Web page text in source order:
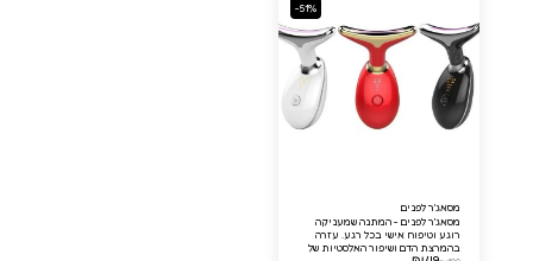
-51%
מסאג'ר לפנים
מסאג'ר לפנים - המתנה שמעניקה
רוגע וטיפוח אישי בכל רגע. עזרה
בהמרצת הדם ושיפור האלסטיות של